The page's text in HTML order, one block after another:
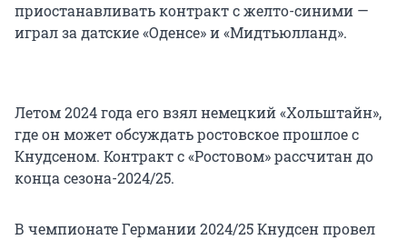
приостанавливать контракт с желто-синими —
играл за датские «Оденсе» и «Мидтьюлланд».
Летом 2024 года его взял немецкий «Хольштайн»,
где он может обсуждать ростовское прошлое с
Кнудсеном. Контракт с «Ростовом» рассчитан до
конца сезона-2024/25.
В чемпионате Германии 2024/25 Кнудсен провел